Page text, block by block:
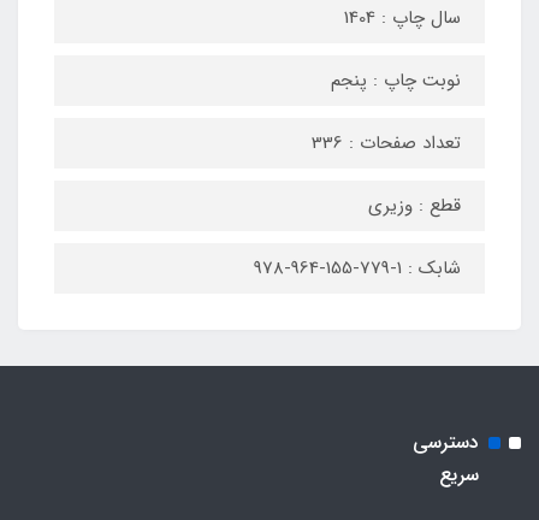
سال چاپ : 1404
نوبت چاپ : پنجم
تعداد صفحات : 336
قطع : وزیری
شابک : 1-779-155-964-978
دسترسی
سریع